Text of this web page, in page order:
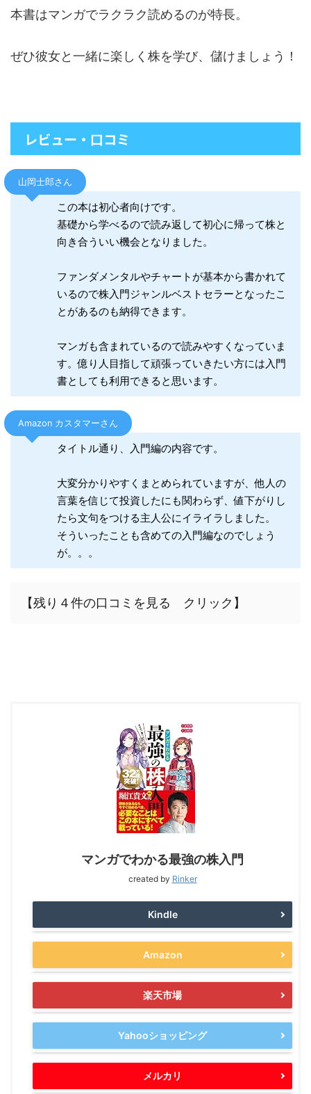
本書はマンガでラクラク読めるのが特長。
ぜひ彼女と一緒に楽しく株を学び、儲けましょう！
レビュー・口コミ
山岡士郎さん
この本は初心者向けです。
基礎から学べるので読み返して初心に帰って株と
向き合ういい機会となりました。
ファンダメンタルやチャートが基本から書かれて
いるので株入門ジャンルベストセラーとなったこ
とがあるのも納得できます。
マンガも含まれているので読みやすくなっていま
す。億り人目指して頑張っていきたい方には入門
書としても利用できると思います。
Amazon カスタマーさん
タイトル通り、入門編の内容です。
大変分かりやすくまとめられていますが、他人の
言葉を信じて投資したにも関わらず、値下がりし
たら文句をつける主人公にイライラしました。
そういったことも含めての入門編なのでしょう
が。。。
【残り４件の口コミを見る クリック】
マンガでわかる最強の株入門
created by Rinker
Kindle
Amazon
楽天市場
Yahooショッピング
メルカリ